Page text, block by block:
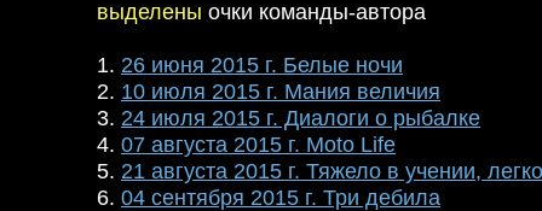
выделены очки команды-автора
1. 26 июня 2015 г. Белые ночи
2. 10 июля 2015 г. Мания величия
3. 24 июля 2015 г. Диалоги о рыбалке
4. 07 августа 2015 г. Moto Life
5. 21 августа 2015 г. Тяжело в учении,
6. 04 сентября 2015 г. Три дебила